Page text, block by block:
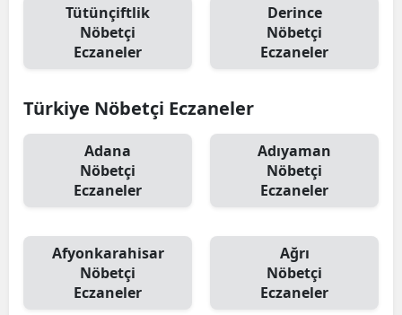
Tütünçiftlik
Nöbetçi
Eczaneler
Derince
Nöbetçi
Eczaneler
Türkiye Nöbetçi Eczaneler
Adana
Nöbetçi
Eczaneler
Adıyaman
Nöbetçi
Eczaneler
Afyonkarahisar
Nöbetçi
Eczaneler
Ağrı
Nöbetçi
Eczaneler